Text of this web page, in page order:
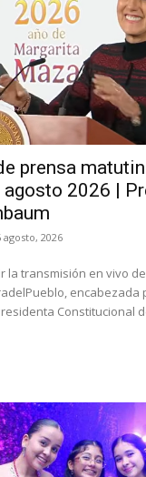
prensa
agosto 2026 |
agosto, 2026
la transmisión en vivo
encabezada
Constitucional